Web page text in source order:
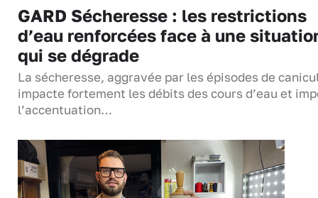
GARD Sécheresse : les restrictions
d’eau renforcées face à une
qui se dégrade
La sécheresse, aggravée par les épisodes de
impacte fortement les débits des cours d’eau et
l’accentuation…